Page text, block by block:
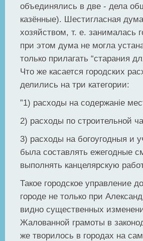
объединялись в две - дела
казённые). Шестигласная
хозяйством, т. е. занималась
при этом дума не могла
только прилагать “старания
Что же касается городских
делились на три категории:
”1) расходы на содержанiе
2) расходы по строительной
3) расходы на богоугодныя и
была составлять ежегодные
выполнять канцелярскую
Такое городское управление
городе не только при
видно существенных
Жалованной грамоты в
же творилось в городах на